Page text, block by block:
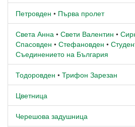
Петровден • Първа пролет
Света Анна • Свети Валентин •
Спасовден • Стефановден •
Съединението на България
Тодоровден • Трифон Зарезан
Цветница
Черешова задушница